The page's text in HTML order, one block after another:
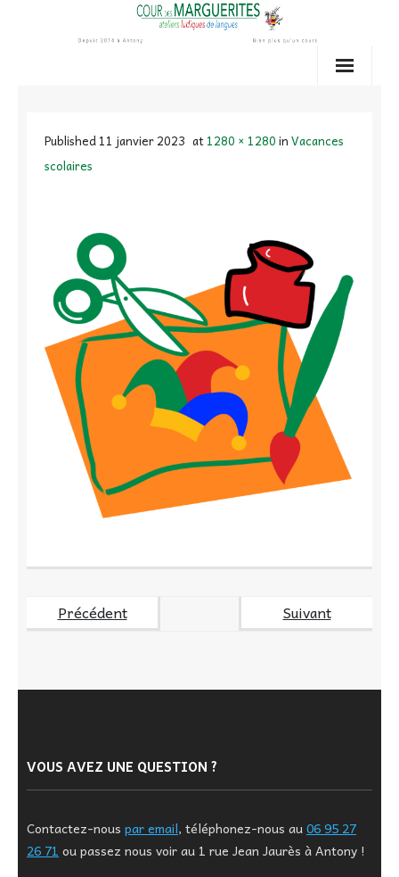
Published11 janvier 2023 at 1280 × 1280inVacances
scolaires
Précédent Suivant
VOUS AVEZ UNE QUESTION ?
Contactez-nous par email, téléphonez-nous au06 95 27
26 71 ou passez nous voir au 1 rue Jean Jaurès à Antony !